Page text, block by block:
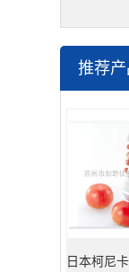
推荐产
日本柯尼